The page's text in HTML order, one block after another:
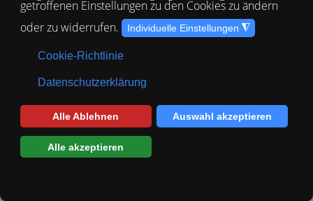
Was ist Gooding?
Gooding ist eine einfache Möglichkeit für Sie, Streetdogs-Madeira